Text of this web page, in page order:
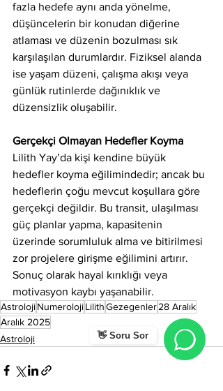
👋 Soru Sor
fazla hedefe aynı anda yönelme,
düşüncelerin bir konudan diğerine
atlaması ve düzenin bozulması sık
karşılaşılan durumlardır. Fiziksel alanda
ise yaşam düzeni, çalışma akışı veya
günlük rutinlerde dağınıklık ve
düzensizlik oluşabilir.
Gerçekçi Olmayan Hedefler Koyma
Lilith Yay’da kişi kendine büyük
hedefler koyma eğilimindedir; ancak bu
hedeflerin çoğu mevcut koşullara göre
gerçekçi değildir. Bu transit, ulaşılması
güç planlar yapma, kapasitenin
üzerinde sorumluluk alma ve bitirilmesi
zor projelere girişme eğilimini artırır.
Sonuç olarak hayal kırıklığı veya
motivasyon kaybı yaşanabilir.
AstrolojiNumerolojiLilithGezegenler28 Aralık
Aralık 2025
Astroloji